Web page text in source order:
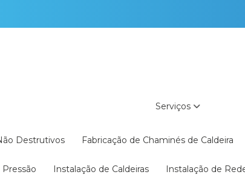
Serviços
Destrutivos Fabricação de Chaminés de Caldeira
Pressão Instalação de Caldeiras Instalação de